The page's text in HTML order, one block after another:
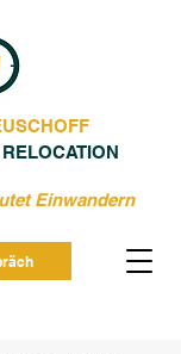
Einwandern